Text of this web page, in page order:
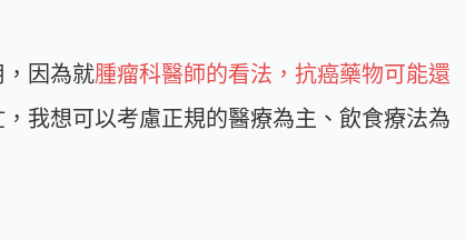
因為就腫瘤科醫師的看法，抗癌藥物可能還
我想可以考慮正規的醫療為主、飲食療法為